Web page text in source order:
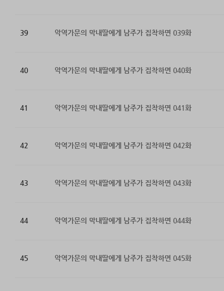
39 악역가문의 막내딸에게 남주가 집착하면 039화
40 악역가문의 막내딸에게 남주가 집착하면 040화
41 악역가문의 막내딸에게 남주가 집착하면 041화
42 악역가문의 막내딸에게 남주가 집착하면 042화
43 악역가문의 막내딸에게 남주가 집착하면 043화
44 악역가문의 막내딸에게 남주가 집착하면 044화
45 악역가문의 막내딸에게 남주가 집착하면 045화